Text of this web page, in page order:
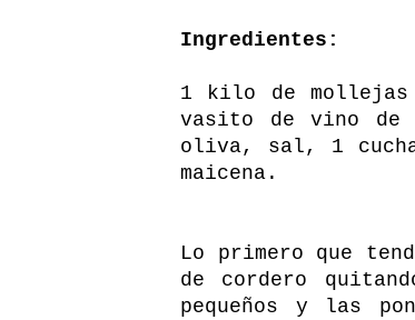
Ingredientes:
1 kilo de
vasito de vino de
oliva, sal, 1
maicena.
Lo primero que
de cordero
pequeños y las